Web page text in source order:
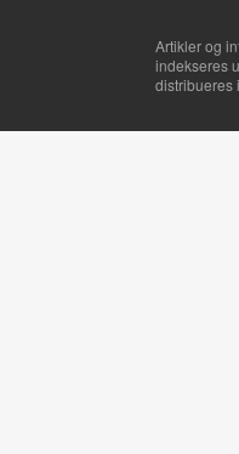
Artikler og
indekseres
distribueres